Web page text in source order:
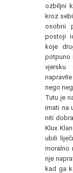
ozbiljni
kroz
osobni
postoji
koje
potpuno
vjersku
nego
Tutu je
imati na
niti
Klux
ubili
moralno
nje
kad ga